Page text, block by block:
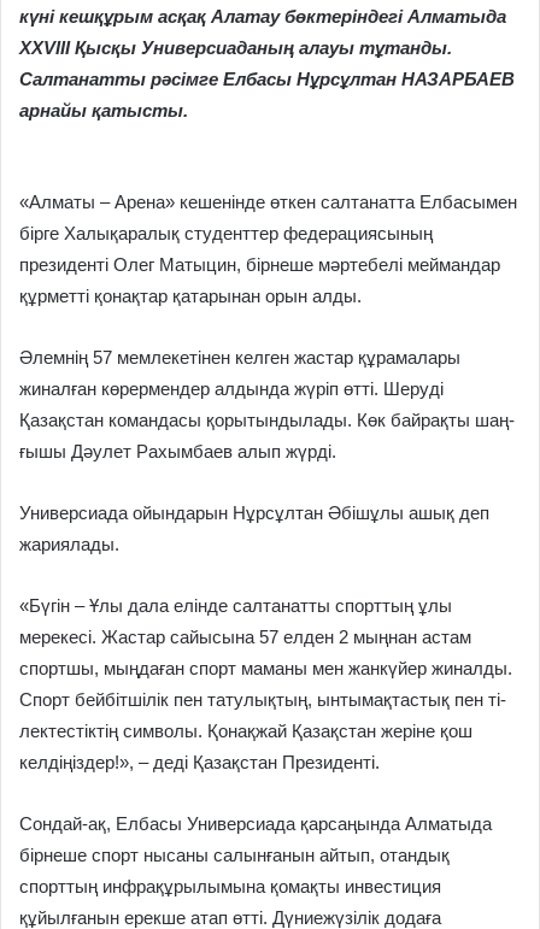
күні кешқұрым асқақ Алатау бөктеріндегі Алматыда
ХХVІІІ Қысқы Универсиаданың алауы тұтанды.
Салтанатты рәсімге Елбасы Нұрсұлтан НАЗАРБАЕВ
арнайы қатысты.
«Алматы – Арена» кешенінде өткен салтанатта Елбасымен
бірге Халықаралық студенттер федерациясының
президенті Олег Матыцин, бірнеше мәртебелі меймандар
құрметті қонақтар қатарынан орын алды.
Әлемнің 57 мемлекетінен келген жастар құрамалары
жиналған көрермендер алдында жүріп өтті. Шеруді
Қазақстан командасы қорытындылады. Көк байрақты шаң­
ғышы Дәулет Рахымбаев алып жүр­ді.
Универсиада ойындарын Нұрсұлтан Әбішұлы ашық деп
жариялады.
«Бүгін – Ұлы дала елінде салтанатты спорттың ұлы
мерекесі. Жастар сайысына 57 елден 2 мың­нан астам
спортшы, мыңдаған спорт маманы мен жанкүйер жиналды.
Спорт бейбітшілік пен татулықтың, ынтымақтастық пен ті­
лек­тестіктің символы. Қонақжай Қа­зақстан жеріне қош
келдіңіздер!», – деді Қазақстан Президенті.
Сондай-ақ, Елбасы Универсиада қарсаңында Алматыда
бірнеше спорт нысаны салынғанын айтып, отандық
спорттың инфрақұрылымына қомақты инвестиция
құйылғанын ерекше атап өтті. Дүниежүзілік додаға